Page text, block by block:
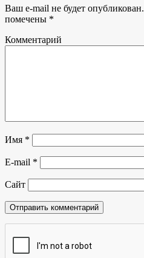
Ваш e-mail не будет опубликован.
помечены *
Комментарий
Имя *
E-mail *
Сайт